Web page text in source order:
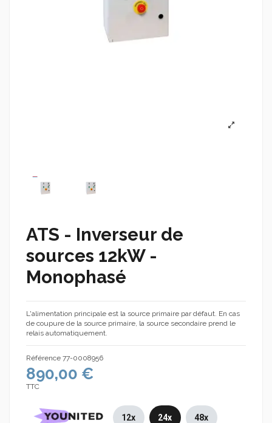
ATS - Inverseur de
sources 12kW -
Monophasé
L'alimentation principale est la source primaire par défaut. En cas
de coupure de la source primaire, la source secondaire prend le
relais automatiquement.
Référence 77-0008956
890,00 €
TTC
12x 24x 48x